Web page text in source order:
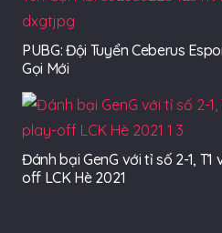
PUBG: Đội Tuyển Ceberus
Gọi Mới
Đánh bại GenG với tỉ số 2-1,
off LCK Hè 2021